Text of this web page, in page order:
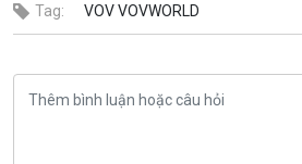
Tag: VOVVOVWORLD